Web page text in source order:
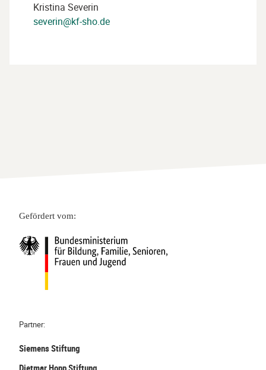
Kristina Severin
severin@kf-sho.de
Gefördert vom:
Partner:
Siemens Stiftung
Dietmar Hopp Stiftung